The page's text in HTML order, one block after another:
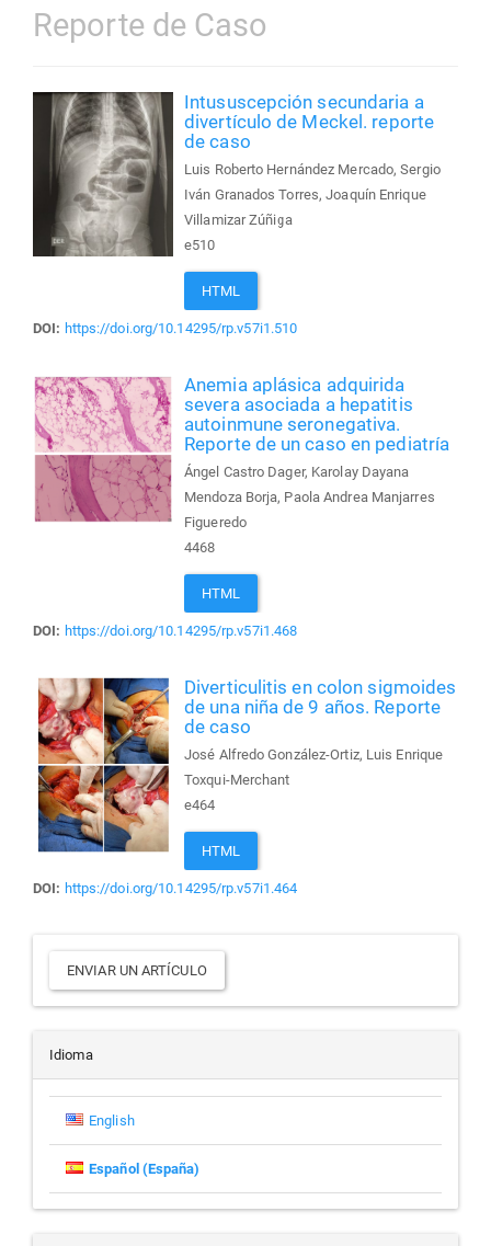
Reporte de Caso
Intususcepción secundaria a
divertículo de Meckel. reporte
de caso
Luis Roberto Hernández Mercado, Sergio
Iván Granados Torres, Joaquín Enrique
Villamizar Zúñiga
e510
HTML
DOI: https://doi.org/10.14295/rp.v57i1.510
Anemia aplásica adquirida
severa asociada a hepatitis
autoinmune seronegativa.
Reporte de un caso en pediatría
Ángel Castro Dager, Karolay Dayana
Mendoza Borja, Paola Andrea Manjarres
Figueredo
4468
HTML
DOI: https://doi.org/10.14295/rp.v57i1.468
Diverticulitis en colon sigmoides
de una niña de 9 años. Reporte
de caso
José Alfredo González-Ortiz, Luis Enrique
Toxqui-Merchant
e464
HTML
DOI: https://doi.org/10.14295/rp.v57i1.464
Enviar
un
artículo
ENVIAR UN ARTÍCULO
Idioma
English
Español (España)